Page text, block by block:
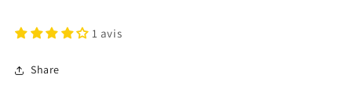
1 avis
Share